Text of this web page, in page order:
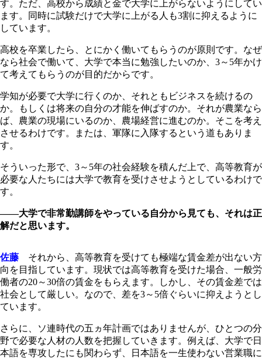
す。ただ、高校から成績と金で大学に上がらないようにしてい
ます。同時に試験だけで大学に上がる人も3割に抑えるように
しています。
高校を卒業したら、とにかく働いてもらうのが原則です。なぜ
なら社会で働いて、大学で本当に勉強したいのか、3～5年かけ
て考えてもらうのが目的だからです。
学知が必要で大学に行くのか、それともビジネスを続けるの
か。もしくは将来の自分の才能を伸ばすのか。それが農業なら
ば、農業の現場にいるのか、農場経営に進むのか。そこを考え
させるわけです。または、軍隊に入隊するという道もありま
す。
そういった形で、3～5年の社会経験を積んだ上で、高等教育が
必要な人たちには大学で教育を受けさせようとしているわけで
す。
――大学で非常勤講師をやっている自分から見ても、それは正
解だと思います。
佐藤 それから、高等教育を受けても極端な賃金差が出ない方
向を目指しています。現状では高等教育を受けた場合、一般労
働者の20～30倍の賃金をもらえます。しかし、その賃金差では
社会として厳しい。なので、差を3～5倍ぐらいに抑えようとし
ています。
さらに、ソ連時代の五ヵ年計画ではありませんが、ひとつの分
野で必要な人材の人数を把握していきます。例えば、大学で日
本語を専攻したにも関わらず、日本語を一生使わない営業職に